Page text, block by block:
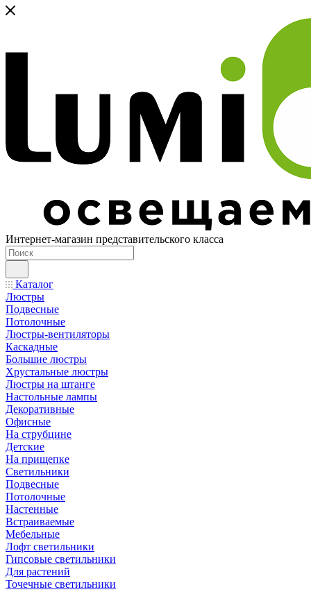
Интернет-магазин представительского класса
Каталог
Люстры
Подвесные
Потолочные
Люстры-вентиляторы
Каскадные
Большие люстры
Хрустальные люстры
Люстры на штанге
Настольные лампы
Декоративные
Офисные
На струбцине
Детские
На прищепке
Светильники
Подвесные
Потолочные
Настенные
Встраиваемые
Мебельные
Лофт светильники
Гипсовые светильники
Для растений
Точечные светильники